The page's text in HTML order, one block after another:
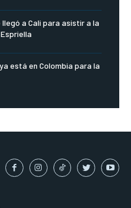
a Cali para asistir a la
está en Colombia para la